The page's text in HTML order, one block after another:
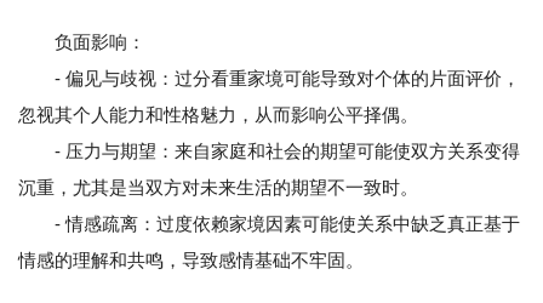
负面影响：
- 偏见与歧视：过分看重家境可能导致对个体的片面评价，
忽视其个人能力和性格魅力，从而影响公平择偶。
- 压力与期望：来自家庭和社会的期望可能使双方关系变得
沉重，尤其是当双方对未来生活的期望不一致时。
- 情感疏离：过度依赖家境因素可能使关系中缺乏真正基于
情感的理解和共鸣，导致感情基础不牢固。